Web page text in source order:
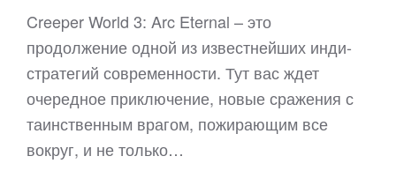
Creeper World 3: Arc Eternal – это
продолжение одной из известнейших инди-
стратегий современности. Тут вас ждет
очередное приключение, новые сражения с
таинственным врагом, пожирающим все
вокруг, и не только…